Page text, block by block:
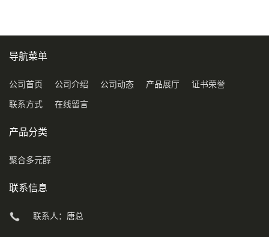
导航菜单
公司首页 公司介绍 公司动态 产品展厅 证书荣誉
联系方式 在线留言
产品分类
聚合多元醇
联系信息
联系人：唐总